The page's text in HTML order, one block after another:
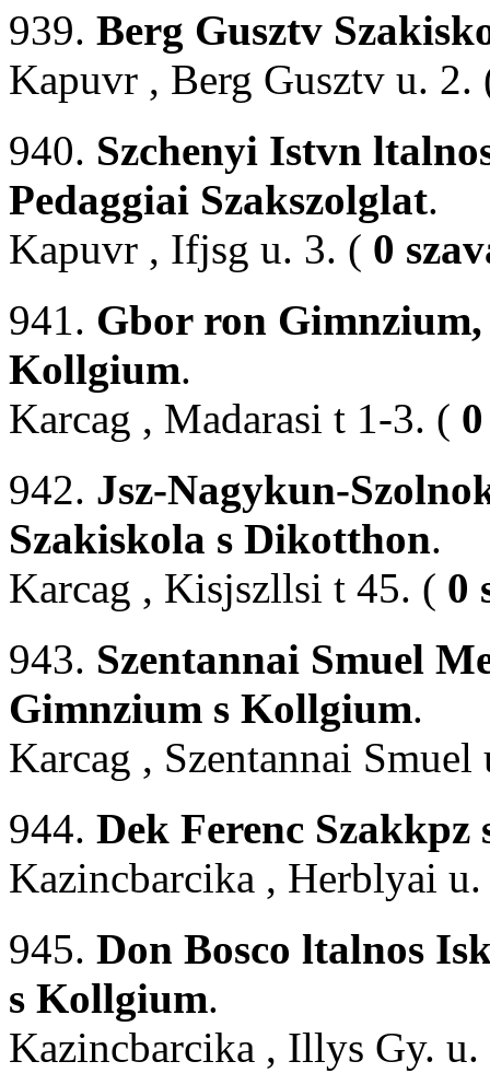
939. Berg Gusztv
Kapuvr , Berg Gusztv u.
940. Szchenyi Istvn
Pedaggiai Szakszolglat.
Kapuvr , Ifjsg u. 3. ( 0
941. Gbor ron Gimnzium,
Kollgium.
Karcag , Madarasi t 1-3. (
942. Jsz-Nagykun-
Szakiskola s Dikotthon.
Karcag , Kisjszllsi t 45. ( 0
943. Szentannai Smuel
Gimnzium s Kollgium.
Karcag , Szentannai
944. Dek Ferenc
Kazincbarcika , Herblyai
945. Don Bosco ltalnos
s Kollgium.
Kazincbarcika , Illys Gy.